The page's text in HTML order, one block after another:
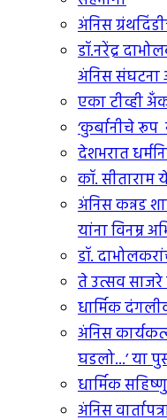
अंनिस
डॉ.नरेंद्र
अंनिस संघटना
एका टीव्ही
‘कुर्बानीचे
देशभरात
कॉ. सीताराम
अंनिस कन्नड
यांना विनम्र
डॉ.
ते उत्सव
धार्मिक
अंनिस
घडलो...’ या
धार्मिक
अंनिस